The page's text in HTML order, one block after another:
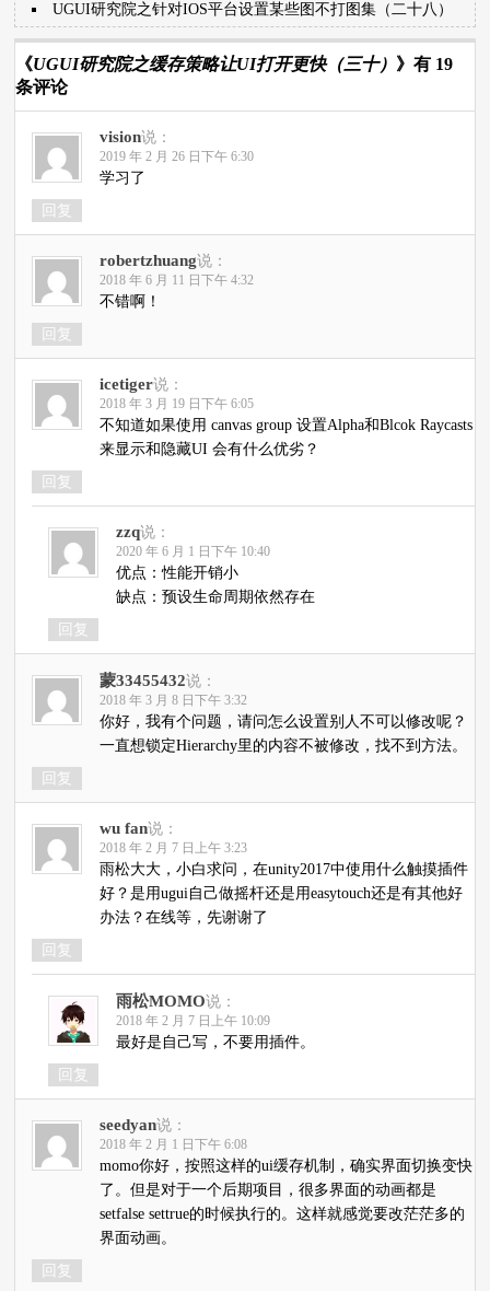
UGUI研究院之针对IOS平台设置某些图不打图集（二十八）
《UGUI研究院之缓存策略让UI打开更快（三十） 》有 19
条评论
vision说：
2019 年 2 月 26 日下午 6:30
学习了
回复
robertzhuang说：
2018 年 6 月 11 日下午 4:32
不错啊！
回复
icetiger说：
2018 年 3 月 19 日下午 6:05
不知道如果使用 canvas group 设置Alpha和Blcok Raycasts
来显示和隐藏UI 会有什么优劣？
回复
zzq说：
2020 年 6 月 1 日下午 10:40
优点：性能开销小
缺点：预设生命周期依然存在
回复
蒙33455432说：
2018 年 3 月 8 日下午 3:32
你好，我有个问题，请问怎么设置别人不可以修改呢？
一直想锁定Hierarchy里的内容不被修改，找不到方法。
回复
wu fan说：
2018 年 2 月 7 日上午 3:23
雨松大大，小白求问，在unity2017中使用什么触摸插件
好？是用ugui自己做摇杆还是用easytouch还是有其他好
办法？在线等，先谢谢了
回复
雨松MOMO说：
2018 年 2 月 7 日上午 10:09
最好是自己写，不要用插件。
回复
seedyan说：
2018 年 2 月 1 日下午 6:08
momo你好，按照这样的ui缓存机制，确实界面切换变快
了。但是对于一个后期项目，很多界面的动画都是
setfalse settrue的时候执行的。这样就感觉要改茫茫多的
界面动画。
回复